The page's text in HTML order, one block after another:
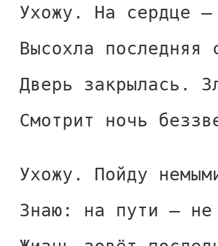
Ухожу. На сердце
Высохла последняя
Дверь закрылась.
Смотрит ночь
Ухожу. Пойду
Знаю: на пути — не